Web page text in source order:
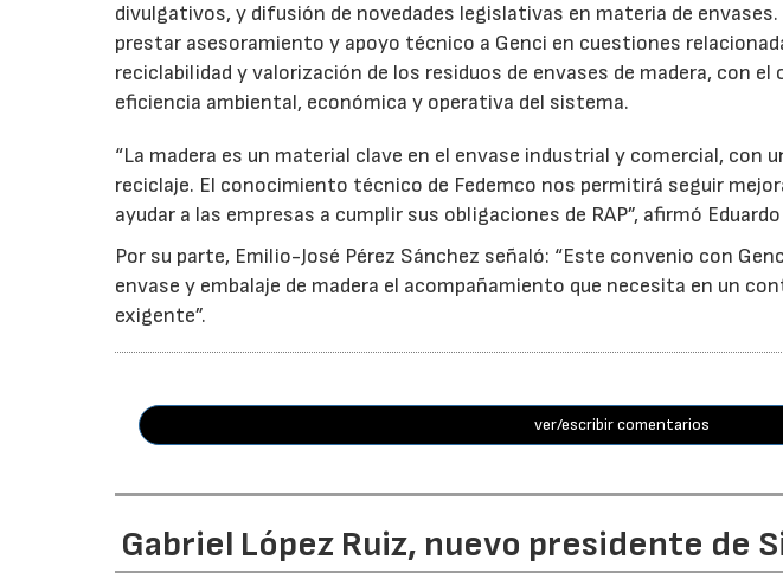
divulgativos, y difusión de novedades legislativas en materia de
prestar asesoramiento y apoyo técnico a Genci en cuestiones
reciclabilidad y valorización de los residuos de envases de madera, con
eficiencia ambiental, económica y operativa del sistema.
“La madera es un material clave en el envase industrial y comercial, con
reciclaje. El conocimiento técnico de Fedemco nos permitirá seguir
ayudar a las empresas a cumplir sus obligaciones de RAP”, afirmó
Por su parte, Emilio-José Pérez Sánchez señaló: “Este convenio con
envase y embalaje de madera el acompañamiento que necesita en un
exigente”.
ver/escribir comentarios
Gabriel López Ruiz, nuevo presidente de